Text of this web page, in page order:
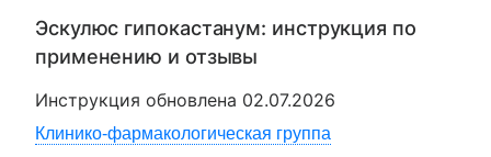
Эскулюс гипокастанум: инструкция по
применению и отзывы
Инструкция обновлена 02.07.2026
Клинико-фармакологическая группа